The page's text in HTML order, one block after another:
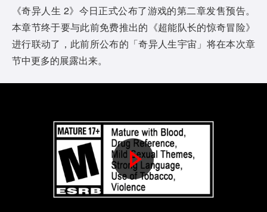
《奇异人生 2》今日正式公布了游戏的第二章发售预告。
本章节终于要与此前免费推出的《超能队长的惊奇冒险》
进行联动了，此前所公布的「奇异人生宇宙」将在本次章
节中更多的展露出来。
P
l